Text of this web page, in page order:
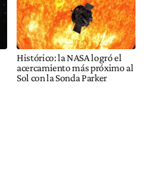
Histórico: la NASA logró el
acercamiento más próximo al
Sol con la Sonda Parker